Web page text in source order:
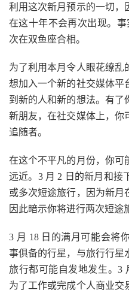
利用这次新月预示的一切，
在这十年不会再次出现。
次在双鱼座合相。
为了利用本月令人眼花缭乱
想加入一个新的社交媒体平
到新的人和新的想法。有了
新朋友，在社交媒体上，你
追随者。
在这个不平凡的月份，你可
远近。3 月 2 日的新月和接
或多次短途旅行，因为新月
因此暗示你将进行两次短途
3 月 18 日的满月可能会将
事俱备的行星，与旅行行星
旅行都可能自发地发生。3
为了工作或完成个人商业交